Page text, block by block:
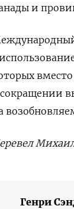
и
вместо
Генри